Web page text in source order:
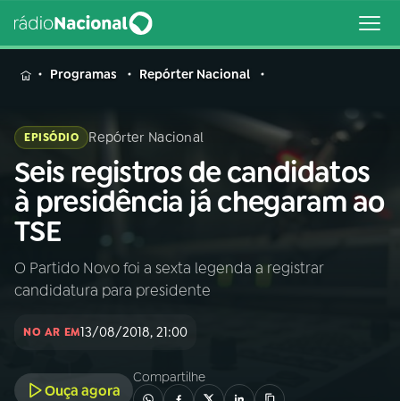
MENU
Buscar
na
Rádio
Nacional
Buscar
AO VIVO
INÍCIO
A RÁDIO
Programas Repórter Nacional
EPISÓDIO Repórter Nacional
Seis registros de candidatos
à presidência já chegaram ao
TSE
O Partido Novo foi a sexta legenda a registrar
candidatura para presidente
NO AR EM13/08/2018, 21:00
Ouça agora
Compartilhe